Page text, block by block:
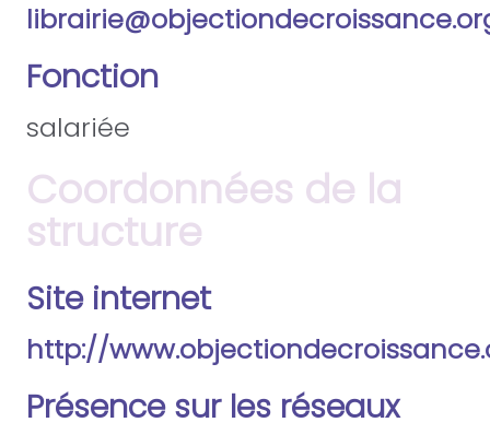
Fonction
salariée
Coordonnées de la
structure
Site internet
http://
Présence sur les réseaux